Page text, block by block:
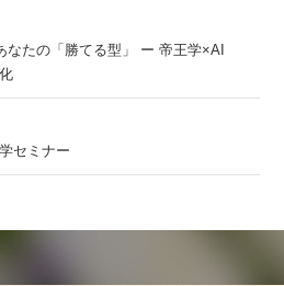
なたの「勝てる型」 ー 帝王学×AI
セミナー